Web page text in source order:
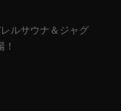
ルサウナ＆ジャグ